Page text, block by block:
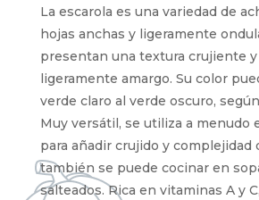
La escarola es una variedad de
hojas anchas y ligeramente
presentan una textura crujiente
ligeramente amargo. Su color
verde claro al verde oscuro,
Muy versátil, se utiliza a menudo
para añadir crujido y complejidad
también se puede cocinar en
salteados. Rica en vitaminas A y